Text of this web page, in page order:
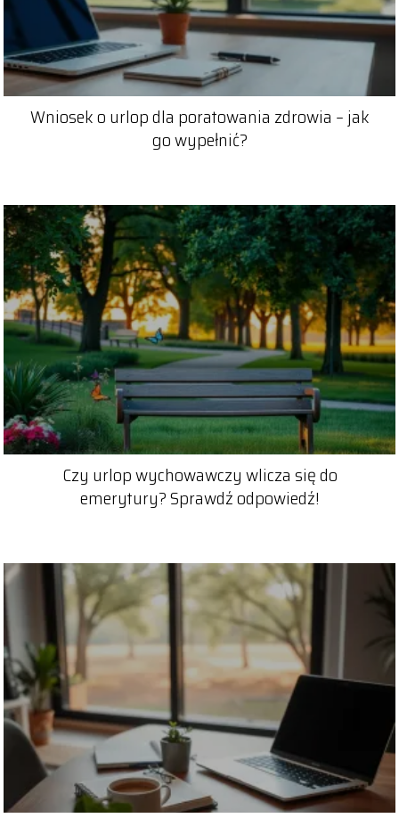
Wniosek o urlop dla poratowania zdrowia – jak
go wypełnić?
Czy urlop wychowawczy wlicza się do
emerytury? Sprawdź odpowiedź!